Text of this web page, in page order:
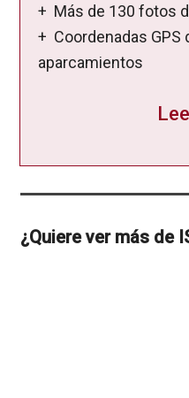
+ Más de 130 fotos
+ Coordenadas GPS
aparcamientos
¿Quiere ver más de